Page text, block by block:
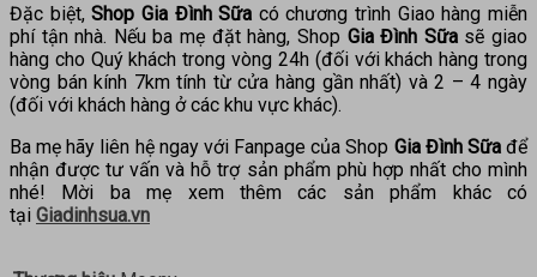
Đặc biệt,Shop Gia Đình Sữa có chương trình Giao hàng miễn
phí tận nhà. Nếu ba mẹ đặt hàng, Shop Gia Đình Sữasẽ giao
hàng cho Quý khách trong vòng 24h (đối với khách hàng trong
vòng bán kính 7km tính từ cửa hàng gần nhất) và 2 – 4 ngày
(đối với khách hàng ở các khu vực khác).
Ba mẹ hãy liên hệ ngay với Fanpage của Shop Gia Đình Sữađể
nhận được tư vấn và hỗ trợ sản phẩm phù hợp nhất cho mình
nhé! Mời ba mẹ xem thêm các sản phẩm khác có
tại Giadinhsua.vn